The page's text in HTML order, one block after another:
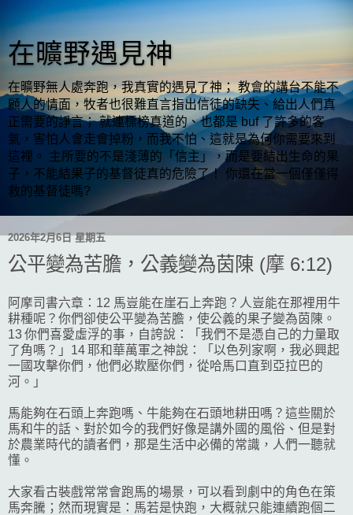
在曠野遇見神
在曠野無人處奔跑，我真實的遇見了神； 教會的講台不能不
顧人的情面，牧者也很難直言指出信徒的缺失、給出人們真
正需要的諍言； 就連標榜真道的、也都是 buf 了許多的客
氣，害怕人會走會掉粉，而我不怕、這就是為何你需要來到
這裡。 主所要的不是淺薄的「信主」，而是要結出生命的果
子，不能結果子的基督徒真的危險了！ 你還在當一個僅僅得
救的基督徒嗎?
2026年2月6日 星期五
公平變為苦膽，公義變為茵陳 (摩 6:12)
阿摩司書六章：12 馬豈能在崖石上奔跑？人豈能在那裡用牛
耕種呢？你們卻使公平變為苦膽，使公義的果子變為茵陳。
13 你們喜愛虛浮的事，自誇說：「我們不是憑自己的力量取
了角嗎？」14 耶和華萬軍之神說：「以色列家啊，我必興起
一國攻擊你們，他們必欺壓你們，從哈馬口直到亞拉巴的
河。」
馬能夠在石頭上奔跑嗎、牛能夠在石頭地耕田嗎？這些關於
馬和牛的話、對於如今的我們好像是講外國的風俗、但是對
於農業時代的讀者們，那是生活中必備的常識，人們一聽就
懂。
大家看古裝戲常常會跑馬的場景，可以看到劇中的角色在策
馬奔騰；然而現實是：馬若是快跑，大概就只能連續跑個二